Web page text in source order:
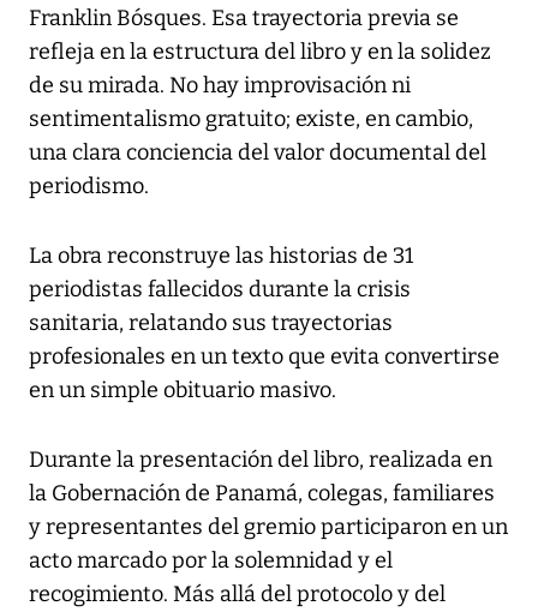
Franklin Bósques. Esa trayectoria previa se
refleja en la estructura del libro y en la solidez
de su mirada. No hay improvisación ni
sentimentalismo gratuito; existe, en cambio,
una clara conciencia del valor documental del
periodismo.
La obra reconstruye las historias de 31
periodistas fallecidos durante la crisis
sanitaria, relatando sus trayectorias
profesionales en un texto que evita convertirse
en un simple obituario masivo.
Durante la presentación del libro, realizada en
la Gobernación de Panamá, colegas, familiares
y representantes del gremio participaron en un
acto marcado por la solemnidad y el
recogimiento. Más allá del protocolo y del